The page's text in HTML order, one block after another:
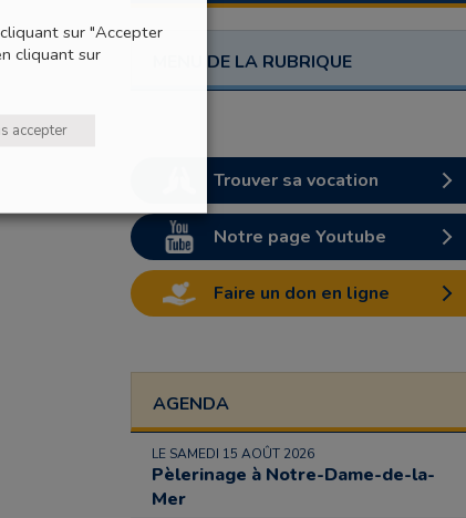
MENU DE LA RUBRIQUE
Trouver sa vocation
Notre page Youtube
Faire un don en ligne
AGENDA
LE SAMEDI 15 AOÛT 2026
Pèlerinage à Notre-Dame-de-la-
Mer
sur "Accepter
cliquant sur
accepter